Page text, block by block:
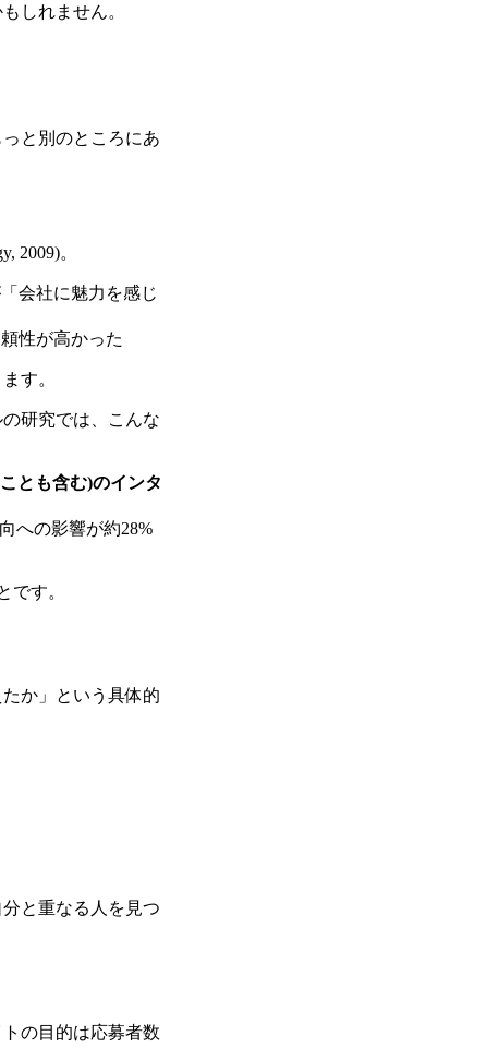
しれません。
と別のところにあ
2009)。
会社に魅力を感じ
性が高かった
す。
研究では、こんな
とも含む)のインタ
への影響が約28%
です。
か」という具体的
と重なる人を見つ
の目的は応募者数